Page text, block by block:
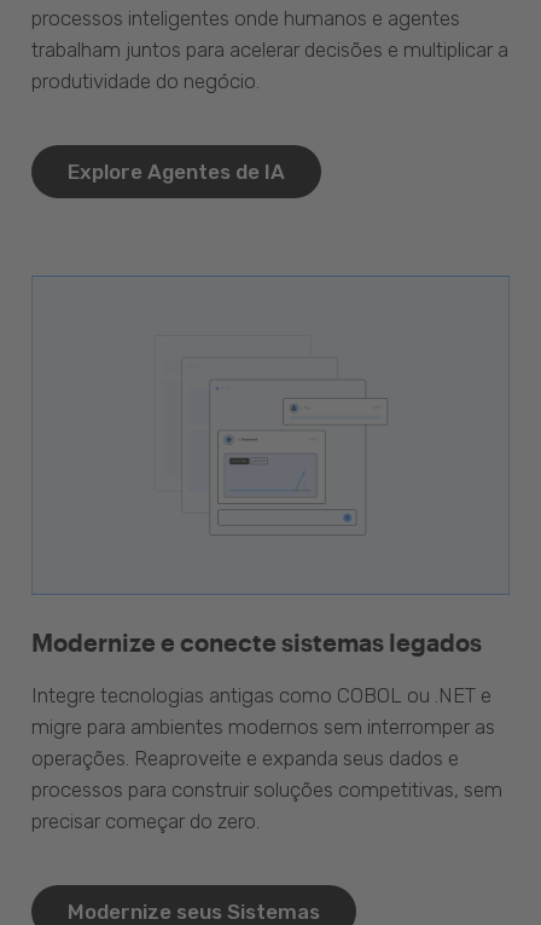
processos inteligentes onde humanos e agentes
trabalham juntos para acelerar decisões e multiplicar a
produtividade do negócio.
Explore Agentes de IA
Modernize e conecte sistemas legados
Integre tecnologias antigas como COBOL ou .NET e
migre para ambientes modernos sem interromper as
operações. Reaproveite e expanda seus dados e
processos para construir soluções competitivas, sem
precisar começar do zero.
Modernize seus Sistemas